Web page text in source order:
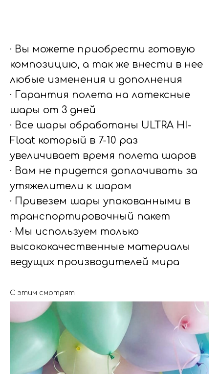
· Вы можете приобрести готовую
композицию, а так же внести в нее
любые изменения и дополнения
· Гарантия полета на латексные
шары от 3 дней
· Все шары обработаны ULTRA HI-
Float который в 7-10 раз
увеличивает время полета шаров
· Вам не придется доплачивать за
утяжелители к шарам
· Привезем шары упакованными в
транспортировочный пакет
· Мы используем только
высококачественные материалы
ведущих производителей мира
С этим смотрят :